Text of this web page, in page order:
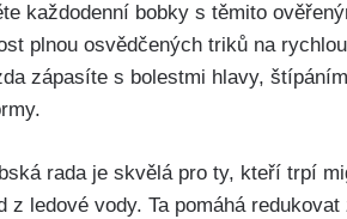
každodenní bobky s těmito
plnou osvědčených triků na
zápasíte ⁢s bolestmi hlavy,
rada je skvělá pro⁣ ty, kteří trpí
z ledové vody. Ta pomáhá‍